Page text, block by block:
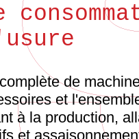
de
et
à la production,
et